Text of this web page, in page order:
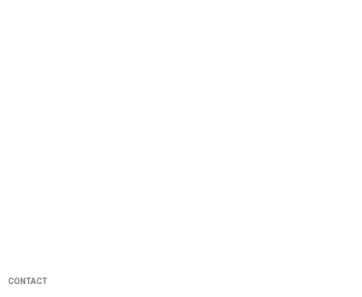
CONTACT